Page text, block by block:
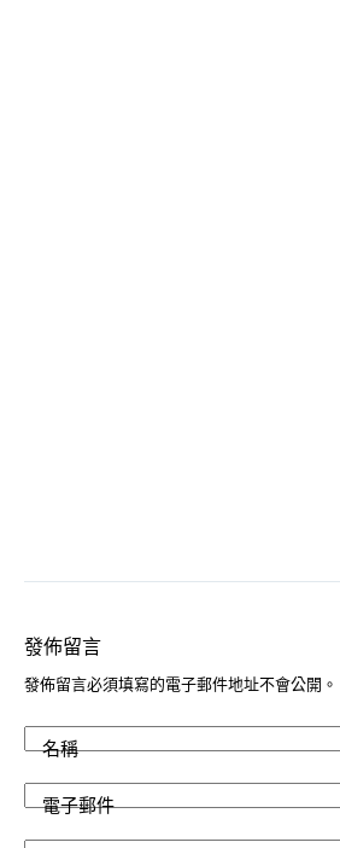
發佈留言
發佈留言必須填寫的電子郵件地址不會公開。
名稱
電子郵件